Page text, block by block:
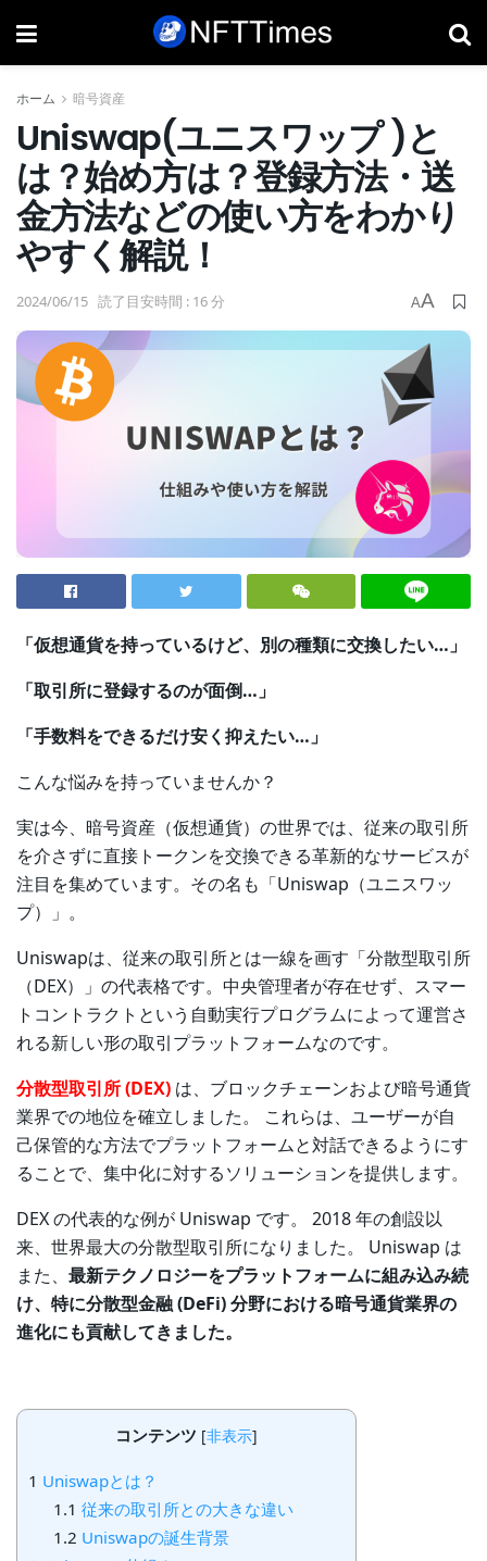
ホーム 暗号資産
Uniswap(ユニスワップ )と
は？始め方は？登録方法・送
金方法などの使い方をわかり
やすく解説！
2024/06/15 読了目安時間 : 16 分 AA
「仮想通貨を持っているけど、別の種類に交換したい…」
「取引所に登録するのが面倒…」
「手数料をできるだけ安く抑えたい…」
こんな悩みを持っていませんか？
実は今、暗号資産（仮想通貨）の世界では、従来の取引所
を介さずに直接トークンを交換できる革新的なサービスが
注目を集めています。その名も「Uniswap（ユニスワッ
プ）」。
Uniswapは、従来の取引所とは一線を画す「分散型取引所
（DEX）」の代表格です。中央管理者が存在せず、スマー
トコントラクトという自動実行プログラムによって運営さ
れる新しい形の取引プラットフォームなのです。
分散型取引所 (DEX) は、ブロックチェーンおよび暗号通貨
業界での地位を確立しました。 これらは、ユーザーが自
己保管的な方法でプラットフォームと対話できるようにす
ることで、集中化に対するソリューションを提供します。
DEX の代表的な例が Uniswap です。 2018 年の創設以
来、世界最大の分散型取引所になりました。 Uniswap は
また、 最新テクノロジーをプラットフォームに組み込み続
け、特に分散型金融 (DeFi) 分野における暗号通貨業界の
進化にも貢献してきました。
コンテンツ [非表示]
1 Uniswapとは？
1.1 従来の取引所との大きな違い
1.2 Uniswapの誕生背景